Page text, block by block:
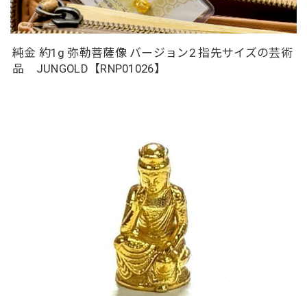
純金 約1g 弥勒菩薩像 バージョン2 指先サイズの芸術
品 JUNGOLD【RNP01026】